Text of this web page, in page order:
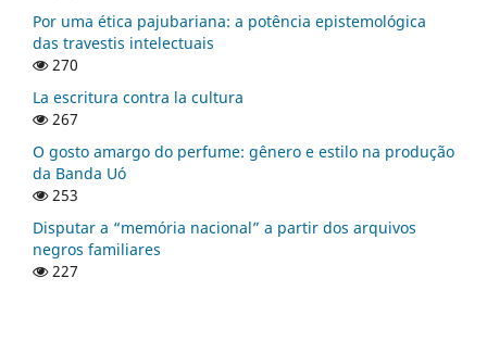
Por uma ética pajubariana: a potência epistemológica
das travestis intelectuais
270
La escritura contra la cultura
267
O gosto amargo do perfume: gênero e estilo na produção
da Banda Uó
253
Disputar a “memória nacional” a partir dos arquivos
negros familiares
227